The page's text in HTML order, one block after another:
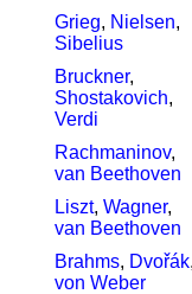
Grieg, Nielsen,
Sibelius
Bruckner,
Shostakovich,
Verdi
Rachmaninov,
van Beethoven
Liszt, Wagner,
van Beethoven
Brahms, Dvořák
von Weber